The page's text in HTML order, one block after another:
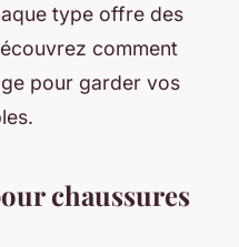
type offre des
comment
pour garder vos
chaussures